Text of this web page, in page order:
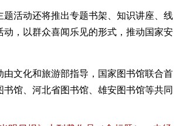
活动还将推出专题书架、知识讲座、线
动，以群众喜闻乐见的形式，推动国家安
文化和旅游部指导，国家图书馆联合首
书馆、河北省图书馆、雄安图书馆等共同